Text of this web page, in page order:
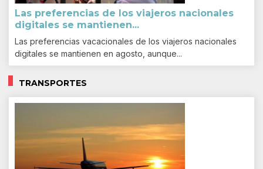
Las preferencias de los viajeros nacionales
digitales se mantienen...
Las preferencias vacacionales de los viajeros nacionales
digitales se mantienen en agosto, aunque...
TRANSPORTES